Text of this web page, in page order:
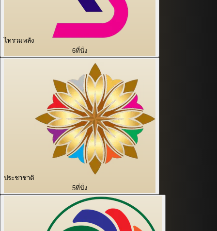
ไทรวมพลัง
6ที่นั่ง
ประชาชาติ
5ที่นั่ง